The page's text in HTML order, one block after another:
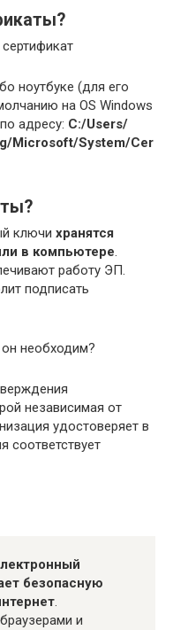
ноутбуке (для его
на OS Windows
адресу: C:/Users/
Microsoft/System/Cer
ключи хранятся
в компьютере.
работу ЭП.
подписать
необходим?
независимая от
удостоверяет в
соответствует
безопасную
.
и